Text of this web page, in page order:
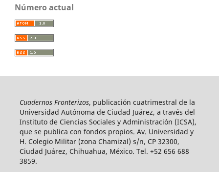
Número actual
Cuadernos Fronterizos, publicación cuatrimestral de la
Universidad Autónoma de Ciudad Juárez, a través del
Instituto de Ciencias Sociales y Administración (ICSA),
que se publica con fondos propios. Av. Universidad y
H. Colegio Militar (zona Chamizal) s/n, CP 32300,
Ciudad Juárez, Chihuahua, México. Tel. +52 656 688
3859.